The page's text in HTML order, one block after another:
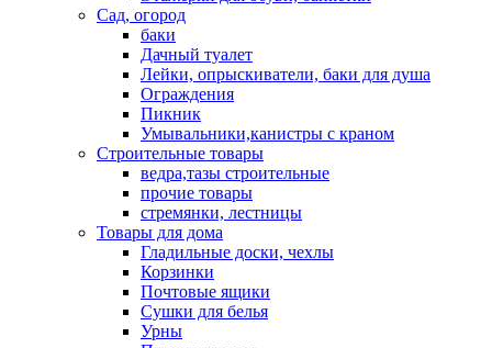
Сад, огород
баки
Дачный туалет
Лейки, опрыскиватели, баки для душа
Ограждения
Пикник
Умывальники,канистры с краном
Строительные товары
ведра,тазы строительные
прочие товары
стремянки, лестницы
Товары для дома
Гладильные доски, чехлы
Корзинки
Почтовые ящики
Сушки для белья
Урны